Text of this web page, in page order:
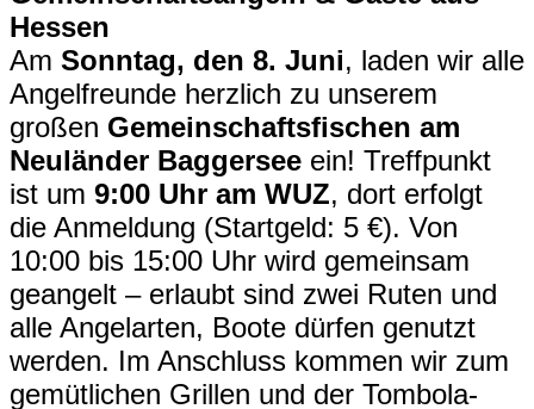
Hessen
Am Sonntag, den 8. Juni, laden wir alle
Angelfreunde herzlich zu unserem
großen Gemeinschaftsfischen am
Neuländer Baggersee ein! Treffpunkt
ist um 9:00 Uhr am WUZ, dort erfolgt
die Anmeldung (Startgeld: 5 €). Von
10:00 bis 15:00 Uhr wird gemeinsam
geangelt – erlaubt sind zwei Ruten und
alle Angelarten, Boote dürfen genutzt
werden. Im Anschluss kommen wir zum
gemütlichen Grillen und der Tombola-